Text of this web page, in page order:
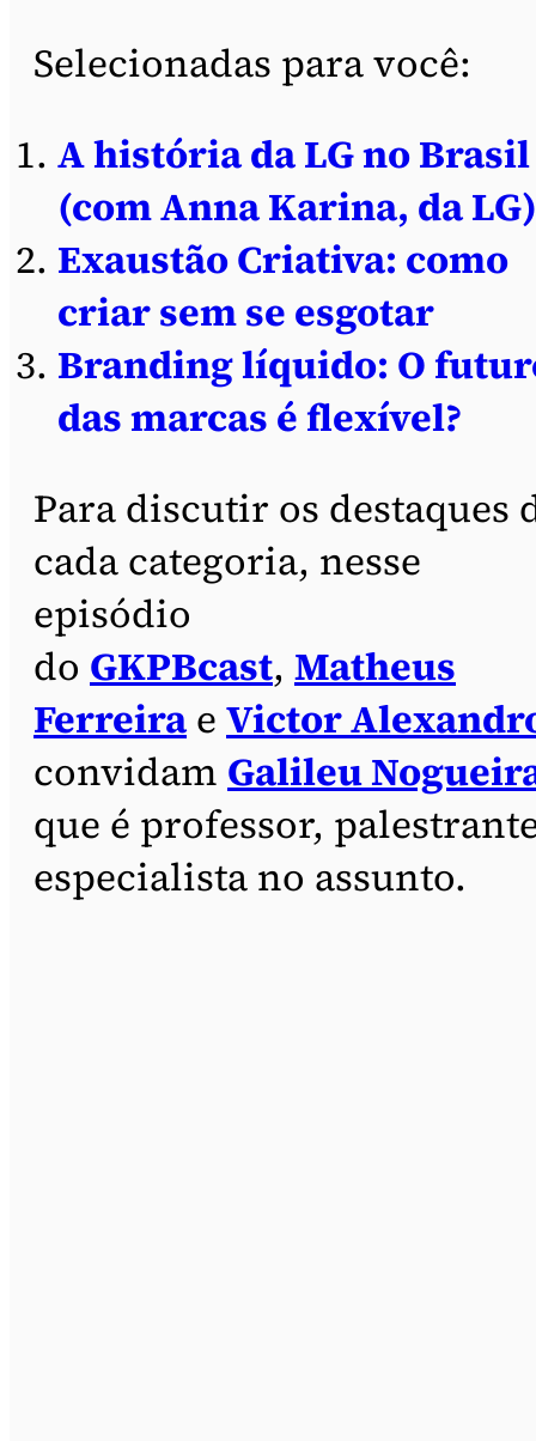
Selecionadas para você:
A história da LG no Brasil
(com Anna Karina, da LG)
Exaustão Criativa: como
criar sem se esgotar
Branding líquido: O
das marcas é flexível?
Para discutir os destaques
cada categoria, nesse
episódio
do GKPBcast, Matheus
Ferreirae Victor
convidam Galileu
que é professor,
especialista no assunto.